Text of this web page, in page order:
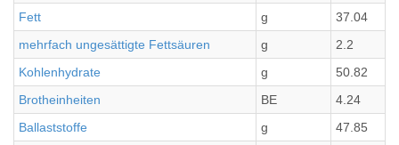
Fett
g
37.04
mehrfach ungesättigte Fettsäuren
g
2.2
Kohlenhydrate
g
50.82
Brotheinheiten
BE
4.24
Ballaststoffe
g
47.85